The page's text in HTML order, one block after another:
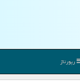
رپورتاژ